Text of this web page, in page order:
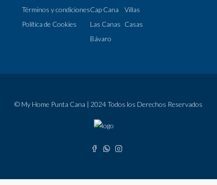
Términos y condiciones
Política de Cookies
Cap Cana
Las Canas
Bávaro
Villas
Casas
© My Home Punta Cana | 2024 Todos los Derechos Reservados